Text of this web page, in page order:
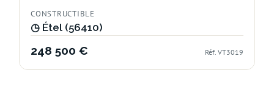
CONSTRUCTIBLE
◷ Étel (56410)
248 500 € Réf. VT3019